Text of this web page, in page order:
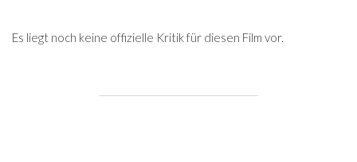
Es liegt noch keine offizielle Kritik für diesen Film vor.